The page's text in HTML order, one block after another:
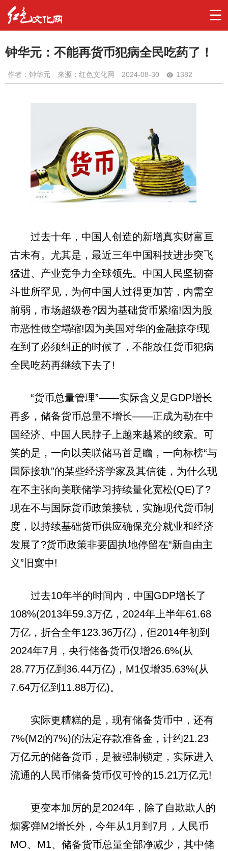
钟华元：不能再货币犯病全民吃药了！
作者： 钟华元 来源：红色文化网 2024-08-30 1382
过去十年，中国人创造的新增真实财富亘
古未有。尤其是，最近三年中国科技进步突飞
猛进、产业竞争力全球领先。中国人民坚韧奋
斗世所罕见，为何中国人过得更加苦，内需空
前弱，市场超级卷?因为基础货币紧缩!因为股
市恶性做空塌缩!因为美国对华的金融掠夺!现
在到了必须纠正的时候了，不能放任货币犯病
全民吃药再继续下去了!
“货币总量管理”——实际含义是GDP增长
再多，储备货币总量不增长——正成为勒在中
国经济、中国人民脖子上越来越紧的绞索。可
笑的是，一向以美联储马首是瞻，一向标榜“与
国际接轨”的某些经济学家及其信徒，为什么现
在不主张向美联储学习持续量化宽松(QE)了?
现在不与国际货币政策接轨，实施现代货币制
度，以持续基础货币供应确保充分就业和经济
发展了?货币政策非要固执地停留在“新自由主
义”旧窠中!
过去10年半的时间内，中国GDP增长了
108%(2013年59.3万亿，2024年上半年61.68
万亿，折合全年123.36万亿)，但2014年初到
2024年7月，央行储备货币仅增26.6%(从
28.77万亿到36.44万亿)，M1仅增35.63%(从
7.64万亿到11.88万亿)。
实际更糟糕的是，现有储备货币中，还有
7%(M2的7%)的法定存款准备金，计约21.23
万亿元的储备货币，是被强制锁定，实际进入
流通的人民币储备货币仅可怜的15.21万亿元!
更变本加厉的是2024年，除了自欺欺人的
烟雾弹M2增长外，今年从1月到7月，人民币
MO、M1、储备货币总量全部净减少，其中储